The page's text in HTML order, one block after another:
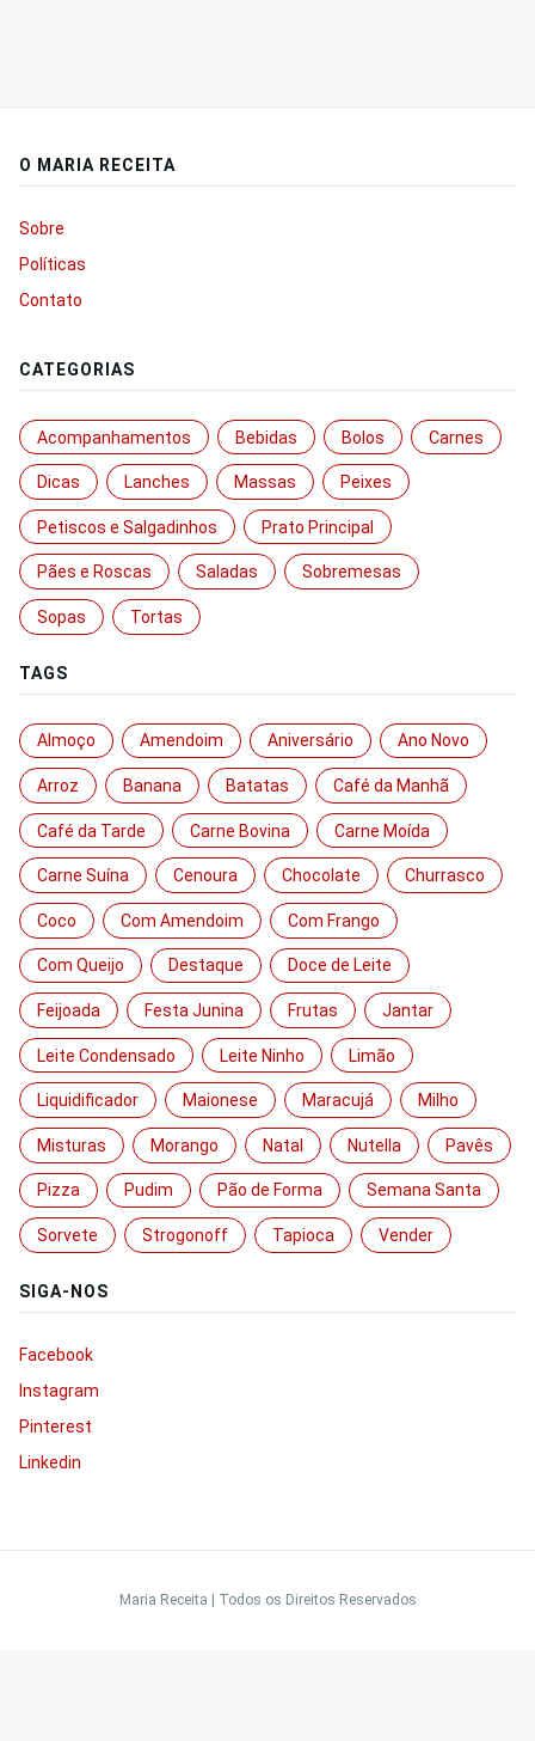
O MARIA RECEITA
Sobre
Políticas
Contato
CATEGORIAS
Acompanhamentos Bebidas Bolos Carnes
Dicas Lanches Massas Peixes
Petiscos e Salgadinhos Prato Principal
Pães e Roscas Saladas Sobremesas
Sopas Tortas
TAGS
Almoço Amendoim Aniversário Ano Novo
Arroz Banana Batatas Café da Manhã
Café da Tarde Carne Bovina Carne Moída
Carne Suína Cenoura Chocolate Churrasco
Coco Com Amendoim Com Frango
Com Queijo Destaque Doce de Leite
Feijoada Festa Junina Frutas Jantar
Leite Condensado Leite Ninho Limão
Liquidificador Maionese Maracujá Milho
Misturas Morango Natal Nutella Pavês
Pizza Pudim Pão de Forma Semana Santa
Sorvete Strogonoff Tapioca Vender
SIGA-NOS
Facebook
Instagram
Pinterest
Linkedin
Maria Receita | Todos os Direitos Reservados